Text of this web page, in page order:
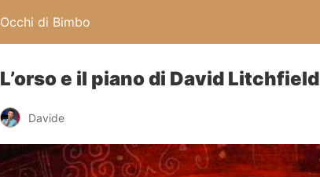
Occhi di Bimbo
L’orso e il piano di David Litchfield
Davide